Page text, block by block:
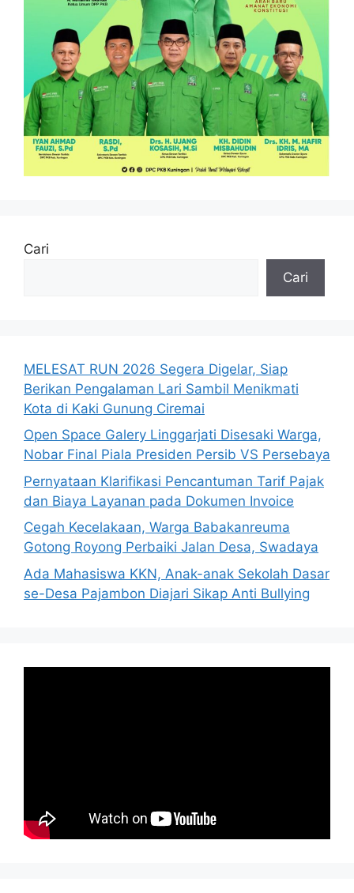
Cari
Cari
MELESAT RUN 2026 Segera Digelar, Siap
Berikan Pengalaman Lari Sambil Menikmati
Kota di Kaki Gunung Ciremai
Open Space Galery Linggarjati Disesaki Warga,
Nobar Final Piala Presiden Persib VS Persebaya
Pernyataan Klarifikasi Pencantuman Tarif Pajak
dan Biaya Layanan pada Dokumen Invoice
Cegah Kecelakaan, Warga Babakanreuma
Gotong Royong Perbaiki Jalan Desa, Swadaya
Ada Mahasiswa KKN, Anak-anak Sekolah Dasar
se-Desa Pajambon Diajari Sikap Anti Bullying